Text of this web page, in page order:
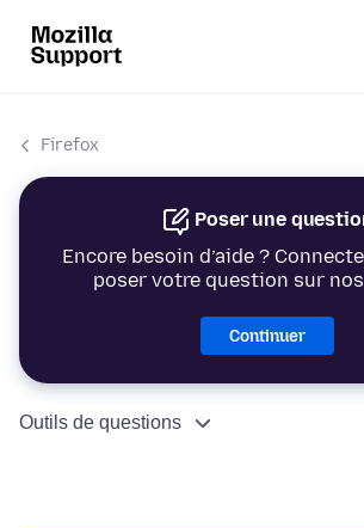
Firefox
Poser une
Encore besoin d’aide ?
poser votre question sur
Continuer
Outils de questions